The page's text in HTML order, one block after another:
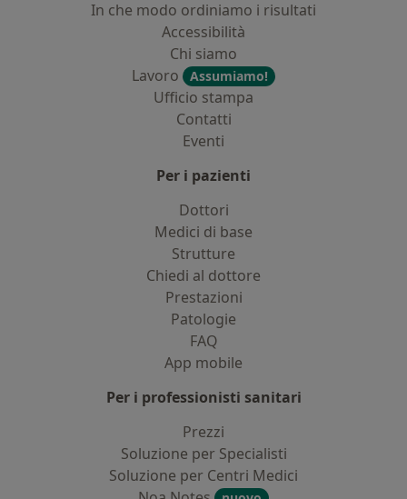
In che modo ordiniamo i risultati
Accessibilità
Chi siamo
Lavoro
Assumiamo!
Ufficio stampa
Contatti
Eventi
Per i pazienti
Dottori
Medici di base
Strutture
Chiedi al dottore
Prestazioni
Patologie
FAQ
App mobile
Per i professionisti sanitari
Prezzi
Soluzione per Specialisti
Soluzione per Centri Medici